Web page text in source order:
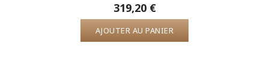
319,20 €
AJOUTER AU PANIER